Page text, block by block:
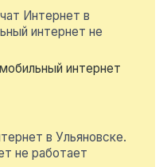
Интернет в
интернет не
интернет
в Ульяновске.
не работает